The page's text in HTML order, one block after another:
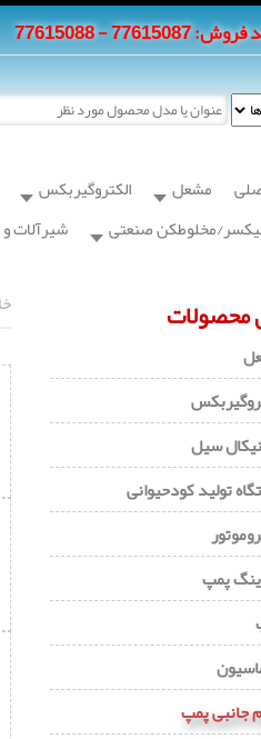
- 77615088
مشعل الکتروگیربکس
مخلوطکن صنعتی
شیرآلات
محصولات
سیل
تولید کودحیوانی
پمپ
جانبی پمپ